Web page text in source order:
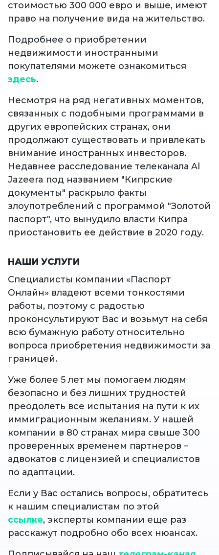
стоимостью 300 000 евро и выше, имеют
право на получение вида на жительство.
Подробнее о приобретении
недвижимости иностранными
покупателями можете ознакомиться
здесь.
Несмотря на ряд негативных моментов,
связанных с подобными программами в
других европейских странах, они
продолжают существовать и привлекать
внимание иностранных инвесторов.
Недавнее расследование телеканала Al
Jazeera под названием "Кипрские
документы" раскрыло факты
злоупотреблений с программой "Золотой
паспорт", что вынудило власти Кипра
приостановить ее действие в 2020 году.
НАШИ УСЛУГИ
Специалисты компании «Паспорт
Онлайн» владеют всеми тонкостями
работы, поэтому с радостью
проконсультируют Вас и возьмут на себя
всю бумажную работу относительно
вопроса приобретения недвижимости за
границей.
Уже более 5 лет мы помогаем людям
безопасно и без лишних трудностей
преодолеть все испытания на пути к их
иммиграционным желаниям. У нашей
компании в 80 странах мира свыше 300
проверенных временем партнеров –
адвокатов с лицензией и специалистов
по адаптации.
Если у Вас остались вопросы, обратитесь
к нашим специалистам по этой
ссылке, эксперты компании еще раз
расскажут подробно обо всех нюансах.